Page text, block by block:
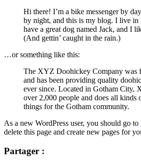
Hi there! I’m a bike messenger by
by night, and this is my blog. I live in
have a great dog named Jack, and I
(And gettin’ caught in the rain.)
…or something like this:
The XYZ Doohickey Company was
and has been providing quality
ever since. Located in Gotham City,
over 2,000 people and does all kinds
things for the Gotham community.
As a new WordPress user, you should go to
delete this page and create new pages for
Partager :